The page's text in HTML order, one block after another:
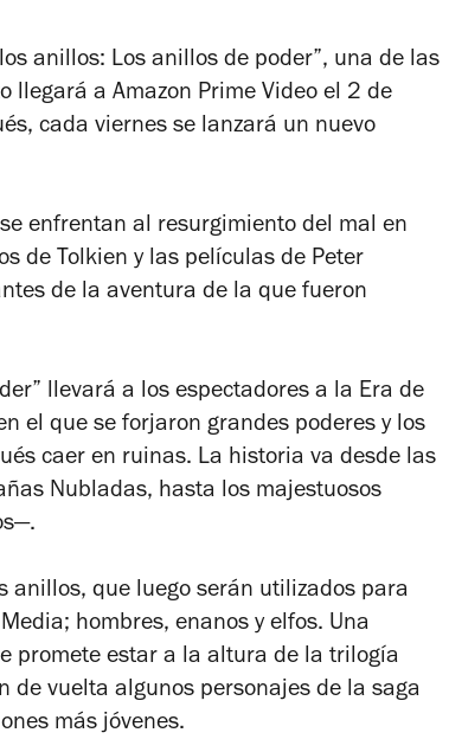
anillos: Los anillos de poder”, una de las
llegará a Amazon Prime Video el 2 de
cada viernes se lanzará un nuevo
enfrentan al resurgimiento del mal en
de Tolkien y las películas de Peter
de la aventura de la que fueron
llevará a los espectadores a la Era de
el que se forjaron grandes poderes y los
caer en ruinas. La historia va desde las
Nubladas, hasta los majestuosos
anillos, que luego serán utilizados para
hombres, enanos y elfos. Una
promete estar a la altura de la trilogía
de vuelta algunos personajes de la saga
más jóvenes.